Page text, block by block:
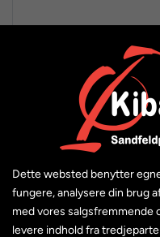
Trek Marlin 6 Gen 3
6.999,00 kr.
Dette websted benytter
fungere, analysere din brug
med vores
levere indhold fra